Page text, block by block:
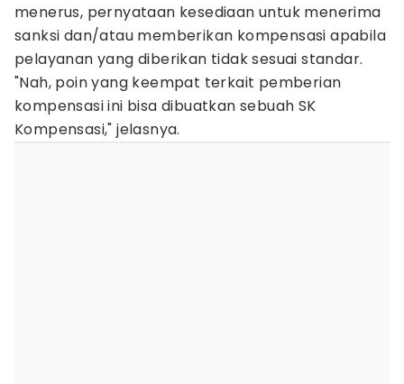
menerus, pernyataan kesediaan untuk menerima
sanksi dan/atau memberikan kompensasi apabila
pelayanan yang diberikan tidak sesuai standar.
"Nah, poin yang keempat terkait pemberian
kompensasi ini bisa dibuatkan sebuah SK
Kompensasi," jelasnya.